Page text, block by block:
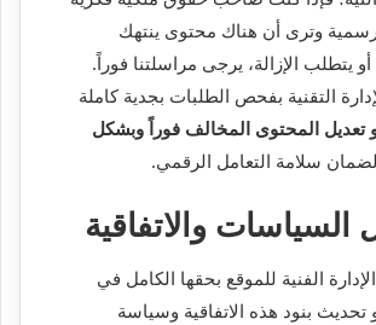
وترى أن هناك محتوى ينتهك
يتطلب الإزالة، يرجى مراسلتنا فوراً.
التقنية بفحص الطلبات بجدية كاملة
تعديل المحتوى المخالف فوراً وبشكل
لضمان سلامة التعامل الرقمي.
الفنية للموقع بحقها الكامل في
تحديث بنود هذه الاتفاقية وسياسة